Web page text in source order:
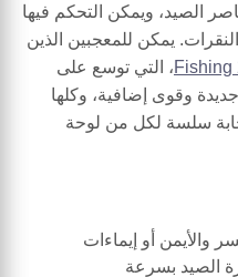
الصيد، ويمكن التحكم فيها
يمكن للمعجبين الذين
Fishing، التي توسع على
وقوى إضافية، وكلها
سلسة لكل من لوحة
والأيمن أو إيماءات
الصيد بسرعة